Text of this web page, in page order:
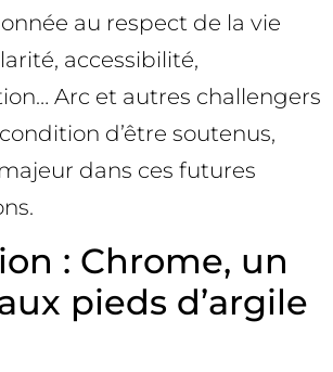
au respect de la vie
accessibilité,
Arc et autres challengers
d’être soutenus,
dans ces futures
: Chrome, un
pieds d’argile